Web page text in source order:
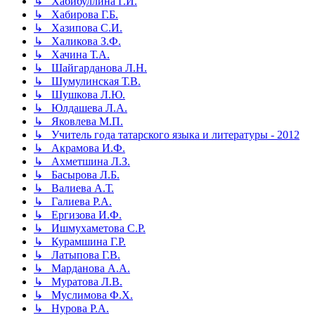
↳ Хабирова Г.Б.
↳ Хазипова С.И.
↳ Халикова З.Ф.
↳ Хачина Т.А.
↳ Шайгарданова Л.Н.
↳ Шумулинская Т.В.
↳ Шушкова Л.Ю.
↳ Юлдашева Л.А.
↳ Яковлева М.П.
↳ Учитель года татарского языка и литературы - 2012
↳ Акрамова И.Ф.
↳ Ахметшина Л.З.
↳ Басырова Л.Б.
↳ Валиева А.Т.
↳ Галиева Р.А.
↳ Ергизова И.Ф.
↳ Ишмухаметова С.Р.
↳ Курамшина Г.Р.
↳ Латыпова Г.В.
↳ Марданова А.А.
↳ Муратова Л.В.
↳ Муслимова Ф.Х.
↳ Нурова Р.А.